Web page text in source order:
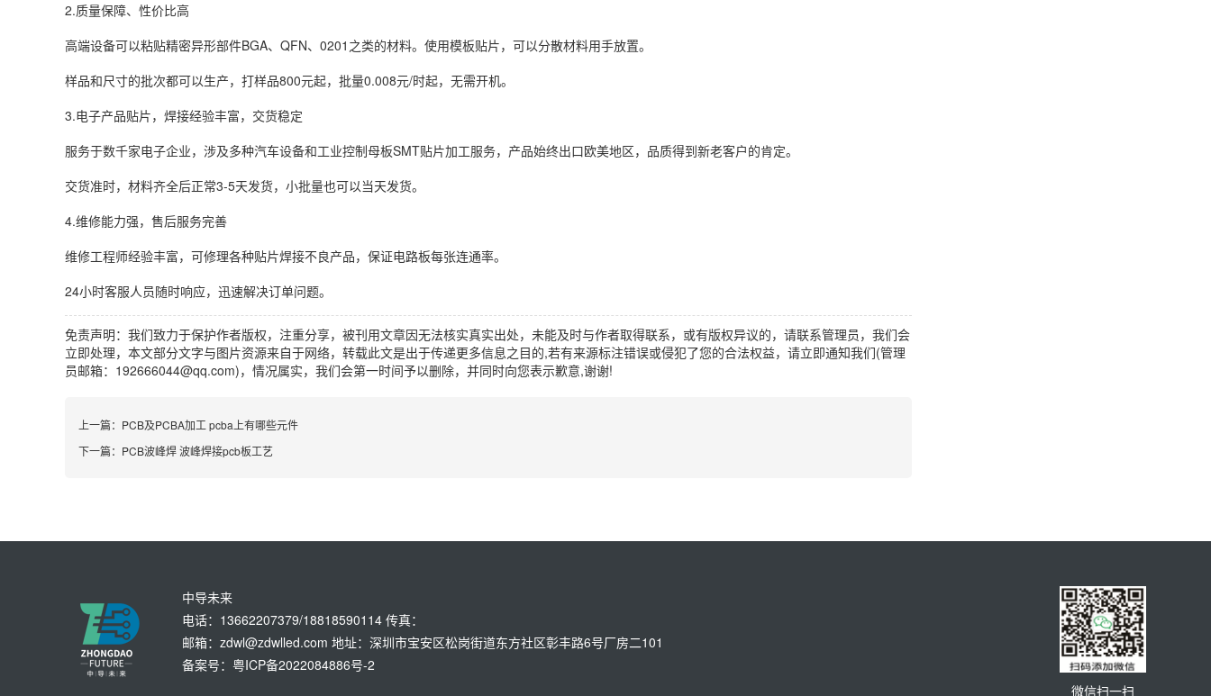
2.质量保障、性价比高
高端设备可以粘贴精密异形部件BGA、QFN、0201之类的材料。使用模板贴片，可以分散材料用手放置。
样品和尺寸的批次都可以生产，打样品800元起，批量0.008元/时起，无需开机。
3.电子产品贴片，焊接经验丰富，交货稳定
服务于数千家电子企业，涉及多种汽车设备和工业控制母板SMT贴片加工服务，产品始终出口欧美地区，品质得到新老客户的肯定。
交货准时，材料齐全后正常3-5天发货，小批量也可以当天发货。
4.维修能力强，售后服务完善
维修工程师经验丰富，可修理各种贴片焊接不良产品，保证电路板每张连通率。
24小时客服人员随时响应，迅速解决订单问题。
免责声明：我们致力于保护作者版权，注重分享，被刊用文章因无法核实真实出处，未能及时与作者取得联系，或有版权异议的，请联系管理员，我们会
立即处理，本文部分文字与图片资源来自于网络，转载此文是出于传递更多信息之目的,若有来源标注错误或侵犯了您的合法权益，请立即通知我们(管理
员邮箱：192666044@qq.com)，情况属实，我们会第一时间予以删除，并同时向您表示歉意,谢谢!
上一篇： PCB及PCBA加工 pcba上有哪些元件
下一篇： PCB波峰焊 波峰焊接pcb板工艺
微信扫一扫
中导未来
电话：13662207379/18818590114 传真：
邮箱：zdwl@zdwlled.com 地址：深圳市宝安区松岗街道东方社区彰丰路6号厂房二101
备案号：粤ICP备2022084886号-2